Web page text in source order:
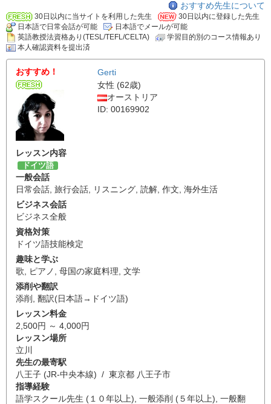
おすすめ先生について
30日以内に当サイトを利用した先生
30日以内に登録した先生
日本語で日常会話が可能
日本語でメールが可能
英語教授法資格あり(TESL/TEFL/CELTA)
学習目的別のコース情報あり
本人確認資料を提出済
おすすめ！
Gerti
女性 (62歳)
オーストリア
ID: 00169902
レッスン内容
ドイツ語
一般会話
日常会話 旅行会話 リスニング 読解 作文 海外生活
ビジネス会話
ビジネス全般
資格対策
ドイツ語技能検定
趣味と学ぶ
歌
ピアノ 母国の家庭料理 文学
添削や翻訳
添削
翻訳(日本語→ドイツ語)
レッスン料金
2,500円 ～ 4,000円
レッスン場所
立川
先生の最寄駅
八王子 (JR-中央本線) / 東京都 八王子市
指導経験
語学スクール先生 (１０年以上), 一般添削 (５年以上), 一般翻